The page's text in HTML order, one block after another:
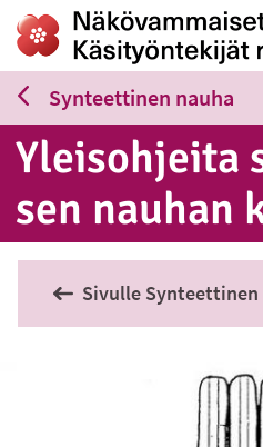
Synteettinen nauha
sen nauhan
Sivulle Synteettinen